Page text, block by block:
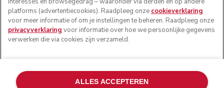
© KitchenAid 2026 - Alle rechten voorbehouden.
KitchenAid en het design van de mixer zijn handelsmerken
Mijn cookies beheren Privacyverklaring
Cookiebeleid
Andere landen
Online geschillenafhandeling
platforms (advertentiecookies). Raadpleeg onze cookieverklaring
voor meer informatie of om je instellingen te beheren. Raadpleeg onze
privacyverklaring voor informatie over hoe we persoonlijke gegevens
verwerken die via cookies zijn verzameld.
ALLES ACCEPTEREN